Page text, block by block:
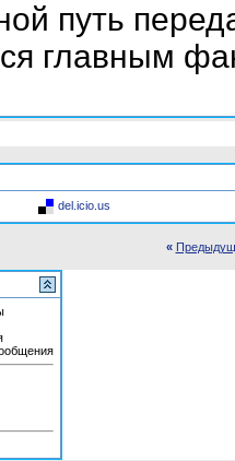
путь
главным
del.icio.us
«